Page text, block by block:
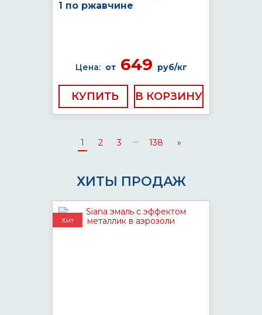
1 по ржавчине
Цена: от649 руб/кг
КУПИТЬ
1 2 3 ... 138 »
ХИТЫ ПРОДАЖ
Хит